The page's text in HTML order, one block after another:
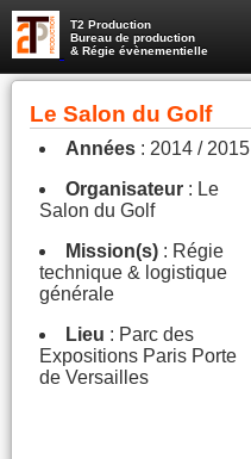
T2 Production
Bureau de production
& Régie évènementielle
Le Salon du Golf
Années : 2014 / 2015
Organisateur : Le
Salon du Golf
Mission(s) : Régie
technique & logistique
générale
Lieu : Parc des
Expositions Paris Porte
de Versailles